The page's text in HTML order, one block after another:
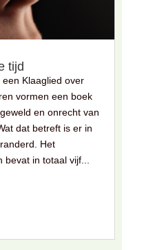
tijd
Klaaglied over
vormen een boek
en onrecht van
dat betreft is er in
Het
bevat in totaal vijf...